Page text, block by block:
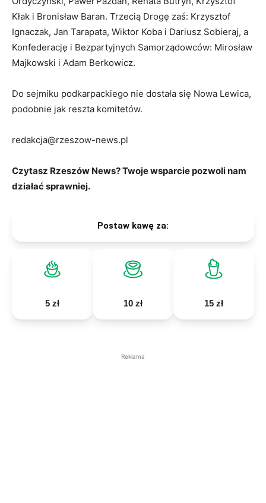
Kłak i Bronisław Baran. Trzecią Drogę zaś: Krzysztof
Ignaczak, Jan Tarapata, Wiktor Koba i Dariusz Sobieraj, a
Konfederację i Bezpartyjnych Samorządowców: Mirosław
Majkowski i Adam Berkowicz.
Do sejmiku podkarpackiego nie dostała się Nowa Lewica,
podobnie jak reszta komitetów.
redakcja@rzeszow-news.pl
Czytasz Rzeszów News? Twoje wsparcie pozwoli nam
działać sprawniej.
Postaw kawę za:
5 zł 10 zł 15 zł
Reklama